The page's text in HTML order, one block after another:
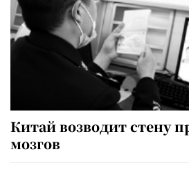
Китай возводит стену
мозгов